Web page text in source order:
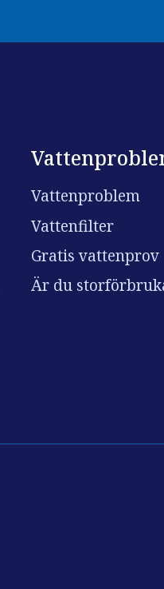
Vattenproblem
Vattenfilter
Gratis vattenprov
Är du